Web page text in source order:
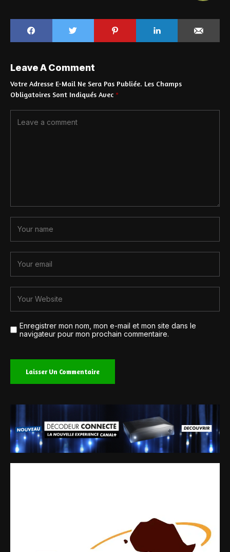
Leave A Comment
Votre Adresse E-Mail Ne Sera Pas Publiée. Les Champs
Obligatoires Sont Indiqués Avec *
Enregistrer mon nom, mon e-mail et mon site dans le
navigateur pour mon prochain commentaire.